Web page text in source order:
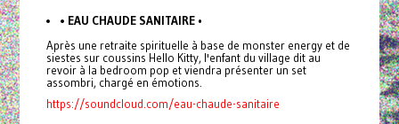
• EAU CHAUDE SANITAIRE•
Après une retraite spirituelle à base de monster energy et de
siestes sur coussins Hello Kitty, l'enfant du village dit au
revoir à la bedroom pop et viendra présenter un set
assombri, chargé en émotions.
https://soundcloud.com/eau-chaude-sanitaire